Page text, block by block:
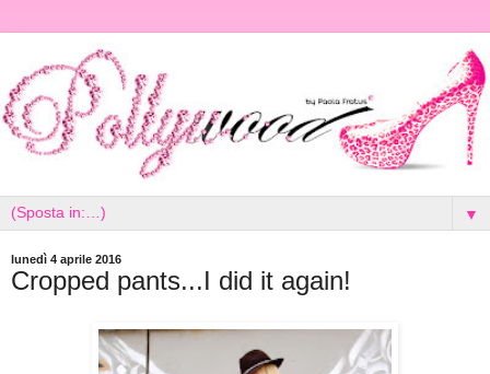
▼
lunedì 4 aprile 2016
Cropped pants...I did it again!